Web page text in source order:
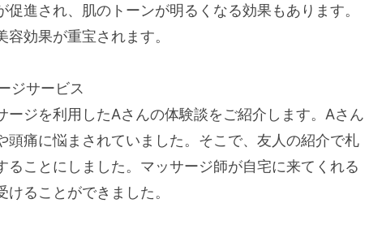
進され、肌のトーンが明るくなる効果もあります。
効果が重宝されます。
ジサービス
ジを利用したAさんの体験談をご紹介します。Aさん
頭痛に悩まされていました。そこで、友人の紹介で札
ことにしました。マッサージ師が自宅に来てくれる
ることができました。